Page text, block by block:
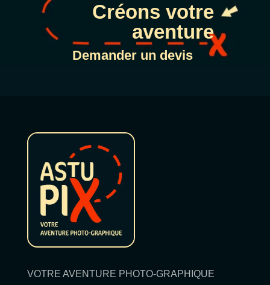
Demander un devis
Créons votre
aventure
VOTRE AVENTURE PHOTO-GRAPHIQUE